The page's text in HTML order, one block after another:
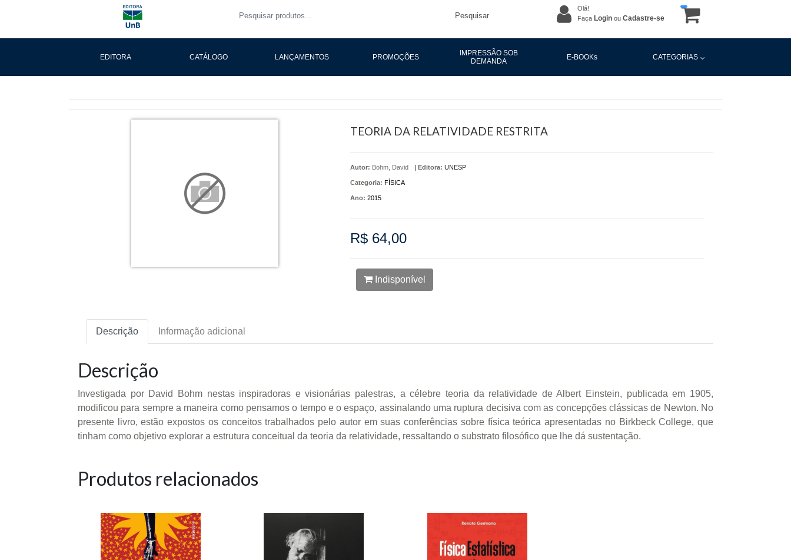
Pesquisar
Olá!
Faça Login ou Cadastre-se
EDITORA CATÁLOGO LANÇAMENTOS PROMOÇÕES
IMPRESSÃO SOB
DEMANDA
E-BOOKs CATEGORIAS
TEORIA DA RELATIVIDADE RESTRITA
Autor: Bohm, David | Editora: UNESP
Categoria: FÍSICA
Ano: 2015
R$ 64,00
Indisponível
Descrição Informação adicional
Descrição
Investigada por David Bohm nestas inspiradoras e visionárias palestras, a célebre teoria da relatividade de Albert Einstein, publicada em 1905,
modificou para sempre a maneira como pensamos o tempo e o espaço, assinalando uma ruptura decisiva com as concepções clássicas de Newton. No
presente livro, estão expostos os conceitos trabalhados pelo autor em suas conferências sobre física teórica apresentadas no Birkbeck College, que
tinham como objetivo explorar a estrutura conceitual da teoria da relatividade, ressaltando o substrato filosófico que lhe dá sustentação.
Produtos relacionados